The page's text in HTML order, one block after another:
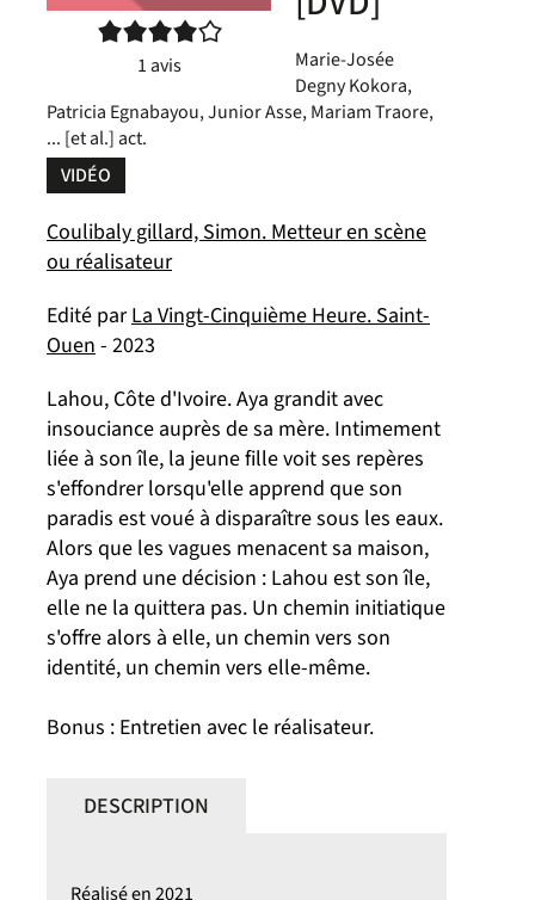
4/5
1avis
Marie-Josée
Degny Kokora,
Patricia Egnabayou, Junior Asse, Mariam Traore,
... [et al.] act.
VIDÉO
Coulibaly gillard, Simon. Metteur en scène
ou réalisateur
Edité parLa Vingt-Cinquième Heure. Saint-
Ouen- 2023
Lahou, Côte d'Ivoire. Aya grandit avec
insouciance auprès de sa mère. Intimement
liée à son île, la jeune fille voit ses repères
s'effondrer lorsqu'elle apprend que son
paradis est voué à disparaître sous les eaux.
Alors que les vagues menacent sa maison,
Aya prend une décision : Lahou est son île,
elle ne la quittera pas. Un chemin initiatique
s'offre alors à elle, un chemin vers son
identité, un chemin vers elle-même.
Bonus : Entretien avec le réalisateur.
DESCRIPTION
Réalisé en 2021